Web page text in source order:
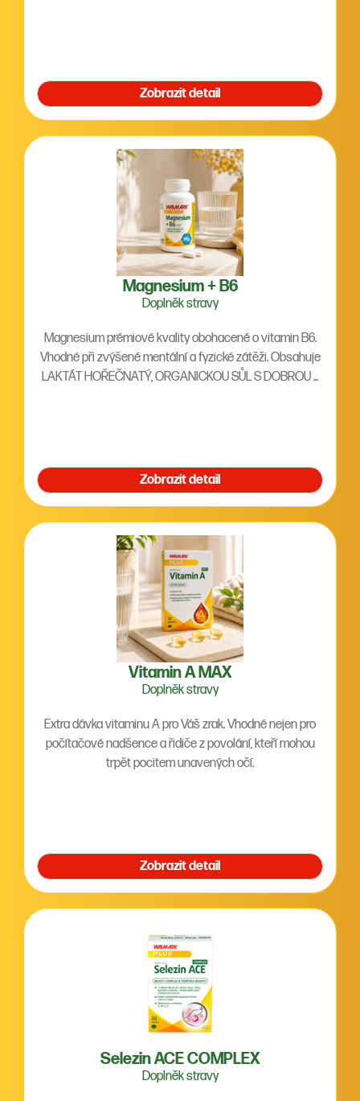
Zobrazit detail
Magnesium + B6
Doplněk stravy
Magnesium prémiové kvality obohacené o vitamin B6.
Vhodné při zvýšené mentální a fyzické zátěži. Obsahuje
LAKTÁT HOŘEČNATÝ, ORGANICKOU SŮL S DOBROU ...
Zobrazit detail
Vitamin A MAX
Doplněk stravy
Extra dávka vitaminu A pro Váš zrak. Vhodné nejen pro
počítačové nadšence a řidiče z povolání, kteří mohou
trpět pocitem unavených očí.
Zobrazit detail
Selezin ACE COMPLEX
Doplněk stravy